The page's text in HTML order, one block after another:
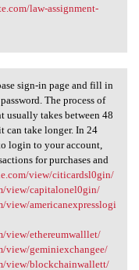
law-assignment-
sign-in page and fill in
The process of
usually takes between 48
can take longer. In 24
login to your account,
for purchases and
view/citicardsl0gin/
view/capitalonel0gin/
view/americanexpresslogi
view/ethereumwalllet/
view/geminiexchangee/
view/blockchainwallett/